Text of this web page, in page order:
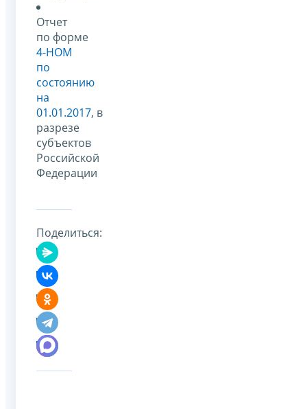
Отчет
по форме
4-НОМ
по
состоянию
на
01.01.2017, в
разрезе
субъектов
Российской
Федерации
Поделиться: